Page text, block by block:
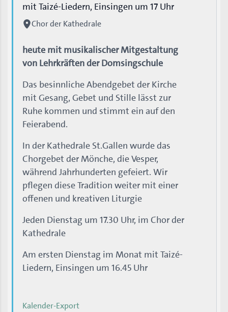
mit Taizé-Liedern, Einsingen um 17 Uhr
Chor der Kathedrale
heute mit musikalischer Mitgestaltung
von Lehrkräften der Domsingschule
Das besinnliche Abendgebet der Kirche
mit Gesang, Gebet und Stille lässt zur
Ruhe kommen und stimmt ein auf den
Feierabend.
In der Kathedrale St.Gallen wurde das
Chorgebet der Mönche, die Vesper,
während Jahrhunderten gefeiert. Wir
pflegen diese Tradition weiter mit einer
offenen und kreativen Liturgie
Jeden Dienstag um 17.30 Uhr, im Chor der
Kathedrale
Am ersten Dienstag im Monat mit Taizé-
Liedern, Einsingen um 16.45 Uhr
Kalender-Export